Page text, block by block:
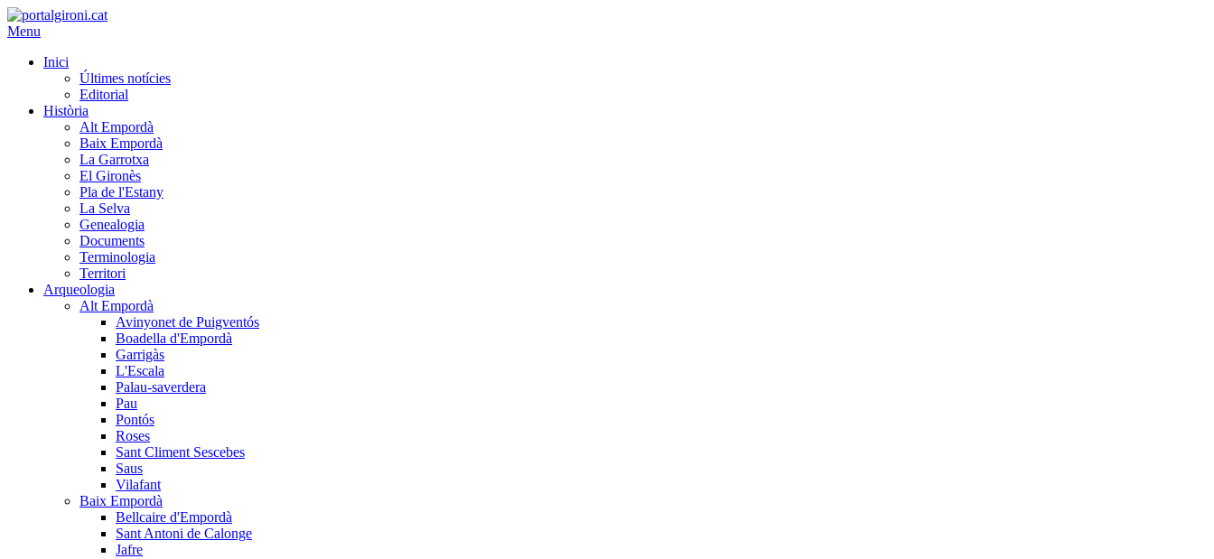
Menu
Inici
Últimes notícies
Editorial
Història
Alt Empordà
Baix Empordà
La Garrotxa
El Gironès
Pla de l'Estany
La Selva
Genealogia
Documents
Terminologia
Territori
Arqueologia
Alt Empordà
Avinyonet de Puigventós
Boadella d'Empordà
Garrigàs
L'Escala
Palau-saverdera
Pau
Pontós
Roses
Sant Climent Sescebes
Saus
Vilafant
Baix Empordà
Bellcaire d'Empordà
Sant Antoni de Calonge
Jafre